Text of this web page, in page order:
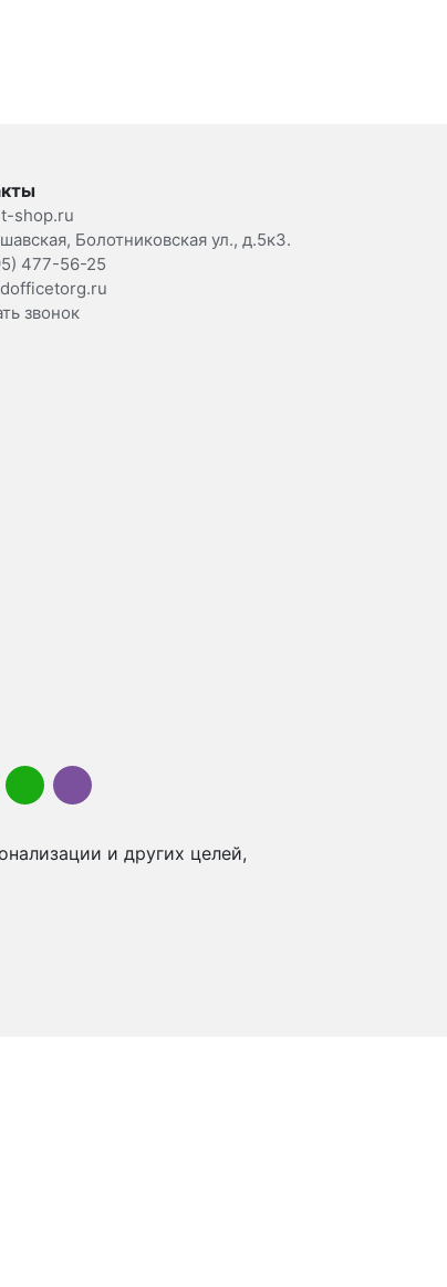
shop.ru
Болотниковская ул., д.5к3.
477-56-25
звонок
и других целей,